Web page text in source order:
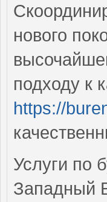
нового
подходу к
https://
Услуги по
Западный